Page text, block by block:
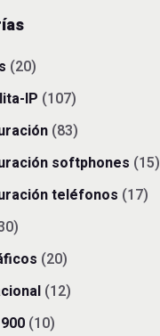
(20)
IP (107)
(83)
softphones (15)
teléfonos (17)
(20)
(12)
(10)